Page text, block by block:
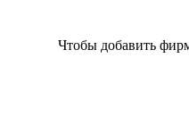
Чтобы добавить